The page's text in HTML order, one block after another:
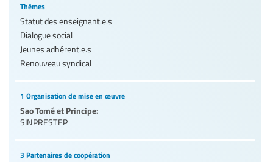
Thèmes
Statut des enseignant.e.s
Dialogue social
Jeunes adhérent.e.s
Renouveau syndical
1 Organisation de mise en œuvre
Sao Tomé et Principe:
SINPRESTEP
3 Partenaires de coopération